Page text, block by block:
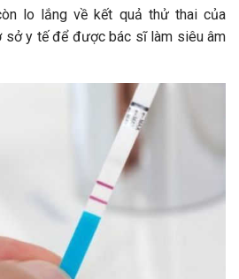
lo lắng về kết quả thử thai của
sở y tế để được bác sĩ làm siêu âm